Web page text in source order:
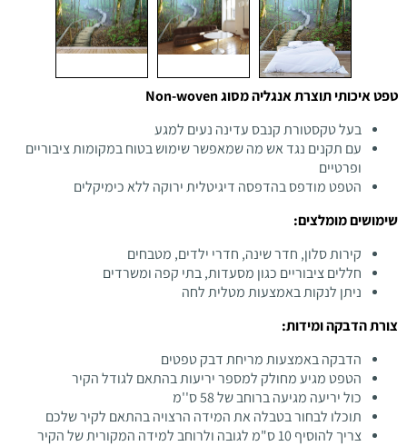
טפט איכותי תוצרת אנגליה מסוג Non-woven
בעל טקסטורת קנבס עדינה נעים למגע
עם תקנים נגד אש מה שמאפשר שימוש בטוח במקומות ציבוריים
ופרטיים
הטפט מודפס בהדפסה דיגיטלית ירוקה ללא כימיקלים
שימושים מומלצים:
קירות סלון, חדר שינה, חדרי ילדים, מטבחים
חללים ציבוריים כגון מסעדות, בתי קפה ומשרדים
ניתן לנקות באמצעות מטלית לחה
צורת הדבקה ומידות:
הדבקה באמצעות מריחת דבק טפטים
הטפט מגיע מחולק למספר יריעות בהתאם לגודל הקיר
כול יריעה מגיעה ברוחב של 58 ס''מ
תוכלו לבחור בטבלה את המידה הרצויה בהתאם לקיר שלכם
צריך להוסיף 10 ס"מ לגובה ולרוחב למידה המקורית של הקיר